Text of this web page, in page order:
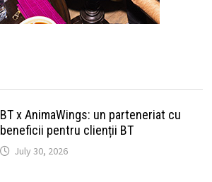
BT x AnimaWings: un parteneriat cu
beneficii pentru clienții BT
July 30, 2026